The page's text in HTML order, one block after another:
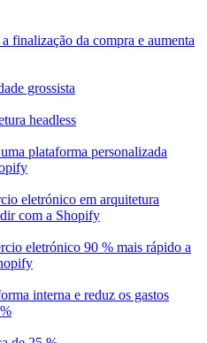
finalização da compra e aumenta
grossista
headless
plataforma personalizada
eletrónico em arquitetura
com a Shopify
eletrónico 90 % mais rápido a
interna e reduz os gastos